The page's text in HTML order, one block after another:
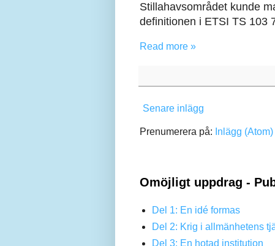
Stillahavsområdet kunde
definitionen i ETSI TS 103
Read more »
Senare inlägg
Prenumerera på: Inlägg (Atom)
Omöjligt uppdrag -
Del 1: En idé formas
Del 2: Krig i allmänhetens
Del 3: En hotad institution